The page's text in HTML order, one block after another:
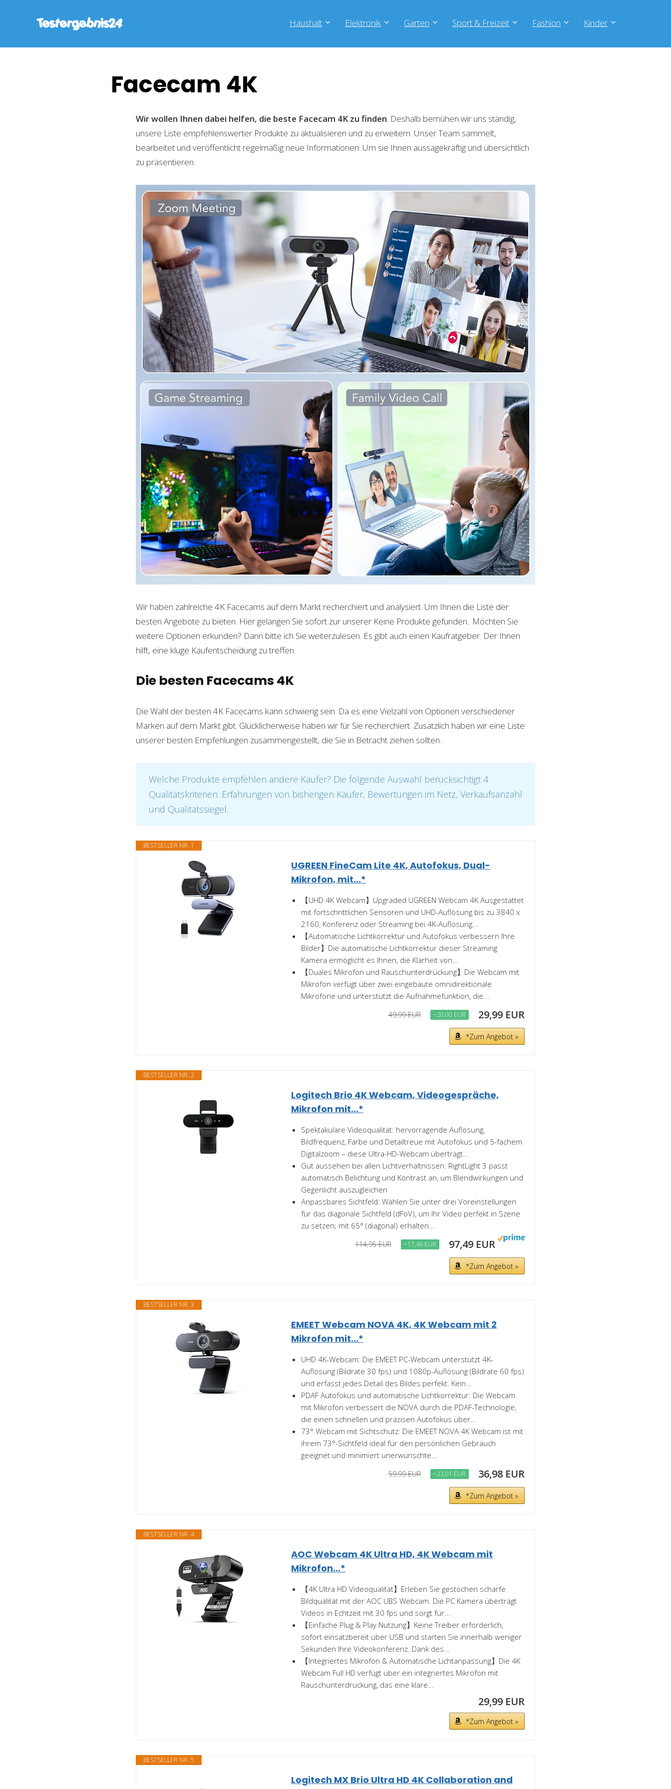
Haushalt Elektronik Garten Sport & Freizeit Fashion Kinder
Facecam 4K
Wir wollen Ihnen dabei helfen, die beste Facecam 4K zu finden. Deshalb bemühen wir uns ständig,
unsere Liste empfehlenswerter Produkte zu aktualisieren und zu erweitern. Unser Team sammelt,
bearbeitet und veröffentlicht regelmäßig neue Informationen. Um sie Ihnen aussagekräftig und übersichtlich
zu präsentieren.
Wir haben zahlreiche 4K Facecams auf dem Markt recherchiert und analysiert. Um Ihnen die Liste der
besten Angebote zu bieten. Hier gelangen Sie sofort zur unserer Keine Produkte gefunden. . Möchten Sie
weitere Optionen erkunden? Dann bitte ich Sie weiterzulesen. Es gibt auch einen Kaufratgeber. Der Ihnen
hilft, eine kluge Kaufentscheidung zu treffen.
Die besten Facecams 4K
Die Wahl der besten 4K Facecams kann schwierig sein. Da es eine Vielzahl von Optionen verschiedener
Marken auf dem Markt gibt. Glücklicherweise haben wir für Sie recherchiert. Zusätzlich haben wir eine Liste
unserer besten Empfehlungen zusammengestellt, die Sie in Betracht ziehen sollten.
Welche Produkte empfehlen andere Käufer? Die folgende Auswahl berücksichtigt 4
Qualitätskriterien. Erfahrungen von bisherigen Käufer, Bewertungen im Netz, Verkaufsanzahl
und Qualitätssiegel.
BESTSELLER NR. 1
UGREEN FineCam Lite 4K, Autofokus, Dual-
Mikrofon, mit...*
【UHD 4K Webcam】Upgraded UGREEN Webcam 4K Ausgestattet
mit fortschrittlichen Sensoren und UHD-Auflösung bis zu 3840 x
2160, Konferenz oder Streaming bei 4K-Auflösung...
【Automatische Lichtkorrektur und Autofokus verbessern Ihre
Bilder】Die automatische Lichtkorrektur dieser Streaming
Kamera ermöglicht es Ihnen, die Klarheit von...
【Duales Mikrofon und Rauschunterdrückung】Die Webcam mit
Mikrofon verfügt über zwei eingebaute omnidirektionale
Mikrofone und unterstützt die Aufnahmefunktion, die...
49,99 EUR −20,00 EUR 29,99 EUR
*Zum Angebot »
BESTSELLER NR. 2
Logitech Brio 4K Webcam, Videogespräche,
Mikrofon mit...*
Spektakuläre Videoqualität: hervorragende Auflösung,
Bildfrequenz, Farbe und Detailtreue mit Autofokus und 5-fachem
Digitalzoom – diese Ultra-HD-Webcam überträgt...
Gut aussehen bei allen Lichtverhältnissen: RightLight 3 passt
automatisch Belichtung und Kontrast an, um Blendwirkungen und
Gegenlicht auszugleichen
Anpassbares Sichtfeld: Wählen Sie unter drei Voreinstellungen
für das diagonale Sichtfeld (dFoV), um Ihr Video perfekt in Szene
zu setzen; mit 65° (diagonal) erhalten...
114,95 EUR −17,46 EUR 97,49 EUR
*Zum Angebot »
BESTSELLER NR. 3
EMEET Webcam NOVA 4K, 4K Webcam mit 2
Mikrofon mit...*
UHD 4K-Webcam: Die EMEET PC-Webcam unterstützt 4K-
Auflösung (Bildrate 30 fps) und 1080p-Auflösung (Bildrate 60 fps)
und erfasst jedes Detail des Bildes perfekt. Kein...
PDAF Autofokus und automatische Lichtkorrektur: Die Webcam
mit Mikrofon verbessert die NOVA durch die PDAF-Technologie,
die einen schnellen und präzisen Autofokus über...
73° Webcam mit Sichtschutz: Die EMEET NOVA 4K Webcam ist mit
ihrem 73°-Sichtfeld ideal für den persönlichen Gebrauch
geeignet und minimiert unerwünschte...
59,99 EUR −23,01 EUR 36,98 EUR
*Zum Angebot »
BESTSELLER NR. 4
AOC Webcam 4K Ultra HD, 4K Webcam mit
Mikrofon...*
【4K Ultra HD Videoqualität】Erleben Sie gestochen scharfe
Bildqualität mit der AOC UBS Webcam. Die PC Kamera überträgt
Videos in Echtzeit mit 30 fps und sorgt für...
【Einfache Plug & Play Nutzung】Keine Treiber erforderlich,
sofort einsatzbereit über USB und starten Sie innerhalb weniger
Sekunden Ihre Videokonferenz. Dank des...
【Integriertes Mikrofon & Automatische Lichtanpassung】Die 4K
Webcam Full HD verfügt über ein integriertes Mikrofon mit
Rauschunterdrückung, das eine klare...
29,99 EUR
*Zum Angebot »
BESTSELLER NR. 5
Logitech MX Brio Ultra HD 4K Collaboration and